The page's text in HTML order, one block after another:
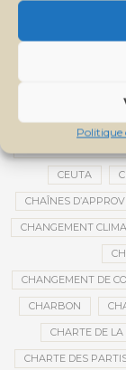
Politique
CENTRE
CENTRE
CENTRES DE
CÉRÉALES
CEUTA
CHAÎNES
CHANGEMENT
CHANGEMENT DE
CHARBON
CHARTE DE
CHARTE DES